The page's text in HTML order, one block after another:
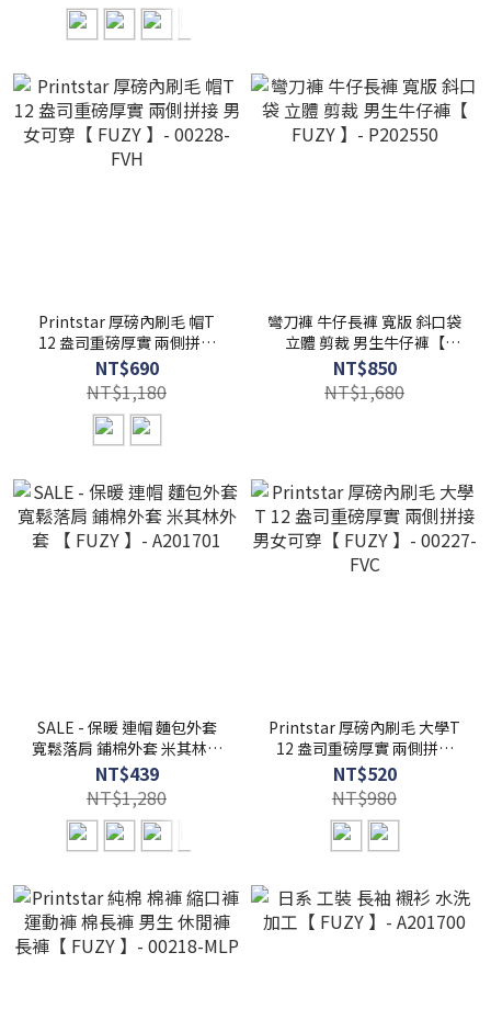
Printstar 厚磅內刷毛 帽T
12 盎司重磅厚實 兩側拼接
男女可穿【 FUZY 】-
00228-FVH
NT$690
NT$1,180
彎刀褲 牛仔長褲 寬版 斜口袋
立體 剪裁 男生牛仔褲【
FUZY 】- P202550
NT$850
NT$1,680
SALE - 保暖 連帽 麵包外套
寬鬆落肩 鋪棉外套 米其林外
套 【 FUZY 】- A201701
NT$439
NT$1,280
Printstar 厚磅內刷毛 大學T
12 盎司重磅厚實 兩側拼接
男女可穿【 FUZY 】-
00227-FVC
NT$520
NT$980